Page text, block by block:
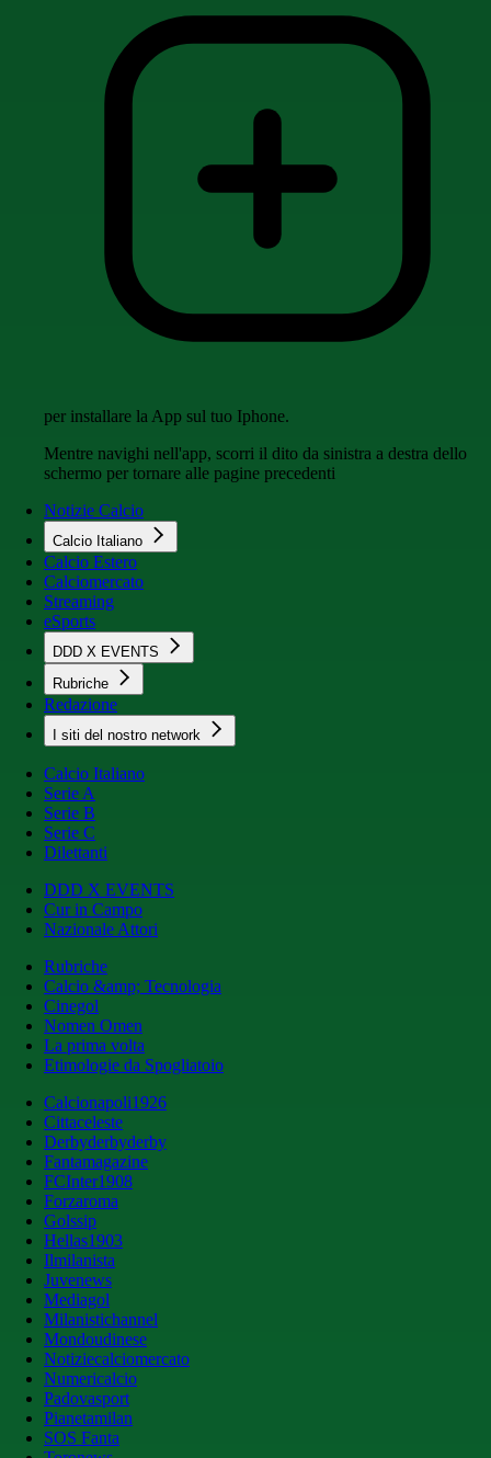
per installare la App sul tuo Iphone.
Mentre navighi nell'app, scorri il dito da sinistra a destra dello
schermo per tornare alle pagine precedenti
Notizie Calcio
Calcio Italiano
Calcio Estero
Calciomercato
Streaming
eSports
DDD X EVENTS
Rubriche
Redazione
I siti del nostro network
Calcio Italiano
Serie A
Serie B
Serie C
Dilettanti
DDD X EVENTS
Cur in Campo
Nazionale Attori
Rubriche
Calcio &amp; Tecnologia
Cinegol
Nomen Omen
La prima volta
Etimologie da Spogliatoio
Calcionapoli1926
Cittaceleste
Derbyderbyderby
Fantamagazine
FCInter1908
Forzaroma
Golssip
Hellas1903
Ilmilanista
Juvenews
Mediagol
Milanistichannel
Mondoudinese
Notiziecalciomercato
Numericalcio
Padovasport
Pianetamilan
SOS Fanta